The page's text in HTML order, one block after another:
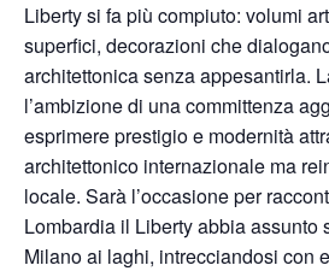
Liberty si fa più compiuto: volumi
superfici, decorazioni che
architettonica senza appesantirla.
l’ambizione di una committenza
esprimere prestigio e modernità
architettonico internazionale ma
locale. Sarà l’occasione per
Lombardia il Liberty abbia assunto
Milano ai laghi, intrecciandosi con